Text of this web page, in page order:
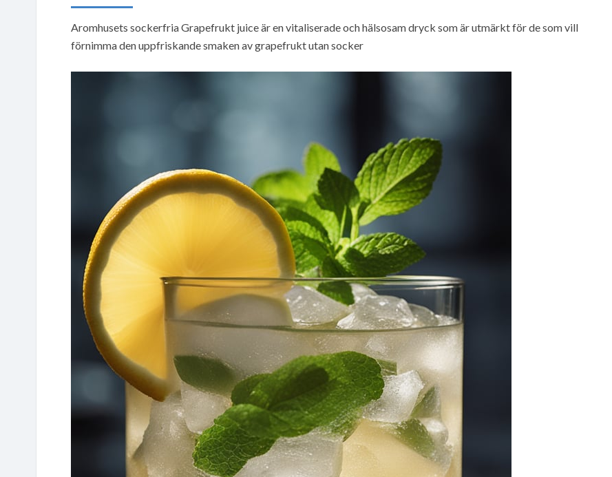
Aromhusets sockerfria Grapefrukt juice är en vitaliserade och hälsosam dryck som är utmärkt för de som vill
förnimma den uppfriskande smaken av grapefrukt utan socker